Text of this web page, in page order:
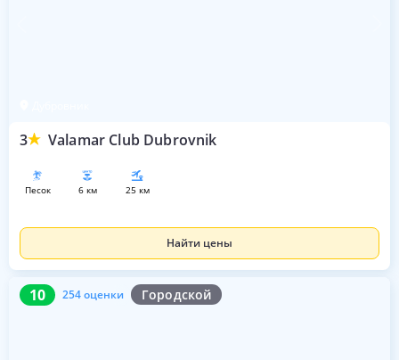
3 Valamar Club Dubrovnik
песок 6 км 25 км
Найти цены
10 254 оценки Городской
10 254 оценки